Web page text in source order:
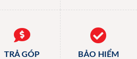
TRẢ GÓP BẢO HIỂM